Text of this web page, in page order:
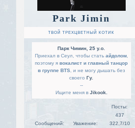
Park Jimin
ТВОЙ ТРЕХЦВЕТНЫЙ КОТИК
Парк Чимин, 25 y.o.
Приехал в Сеул, чтобы стать айдолом,
поэтому я вокалист и главный танцор
в группе BTS, и не могу дышать без
своего Гу.
--
Ищите меня в Jikook.
Сообщений:
Уважение:
Посты:
437
322,7/10